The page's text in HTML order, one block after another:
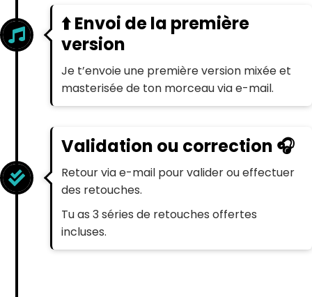
⬆️ Envoi de la première
version
Je t’envoie une première version mixée et
masterisée de ton morceau via e-mail.
Validation ou correction 🎧
Retour via e-mail pour valider ou effectuer
des retouches.
Tu as 3 séries de retouches offertes
incluses.